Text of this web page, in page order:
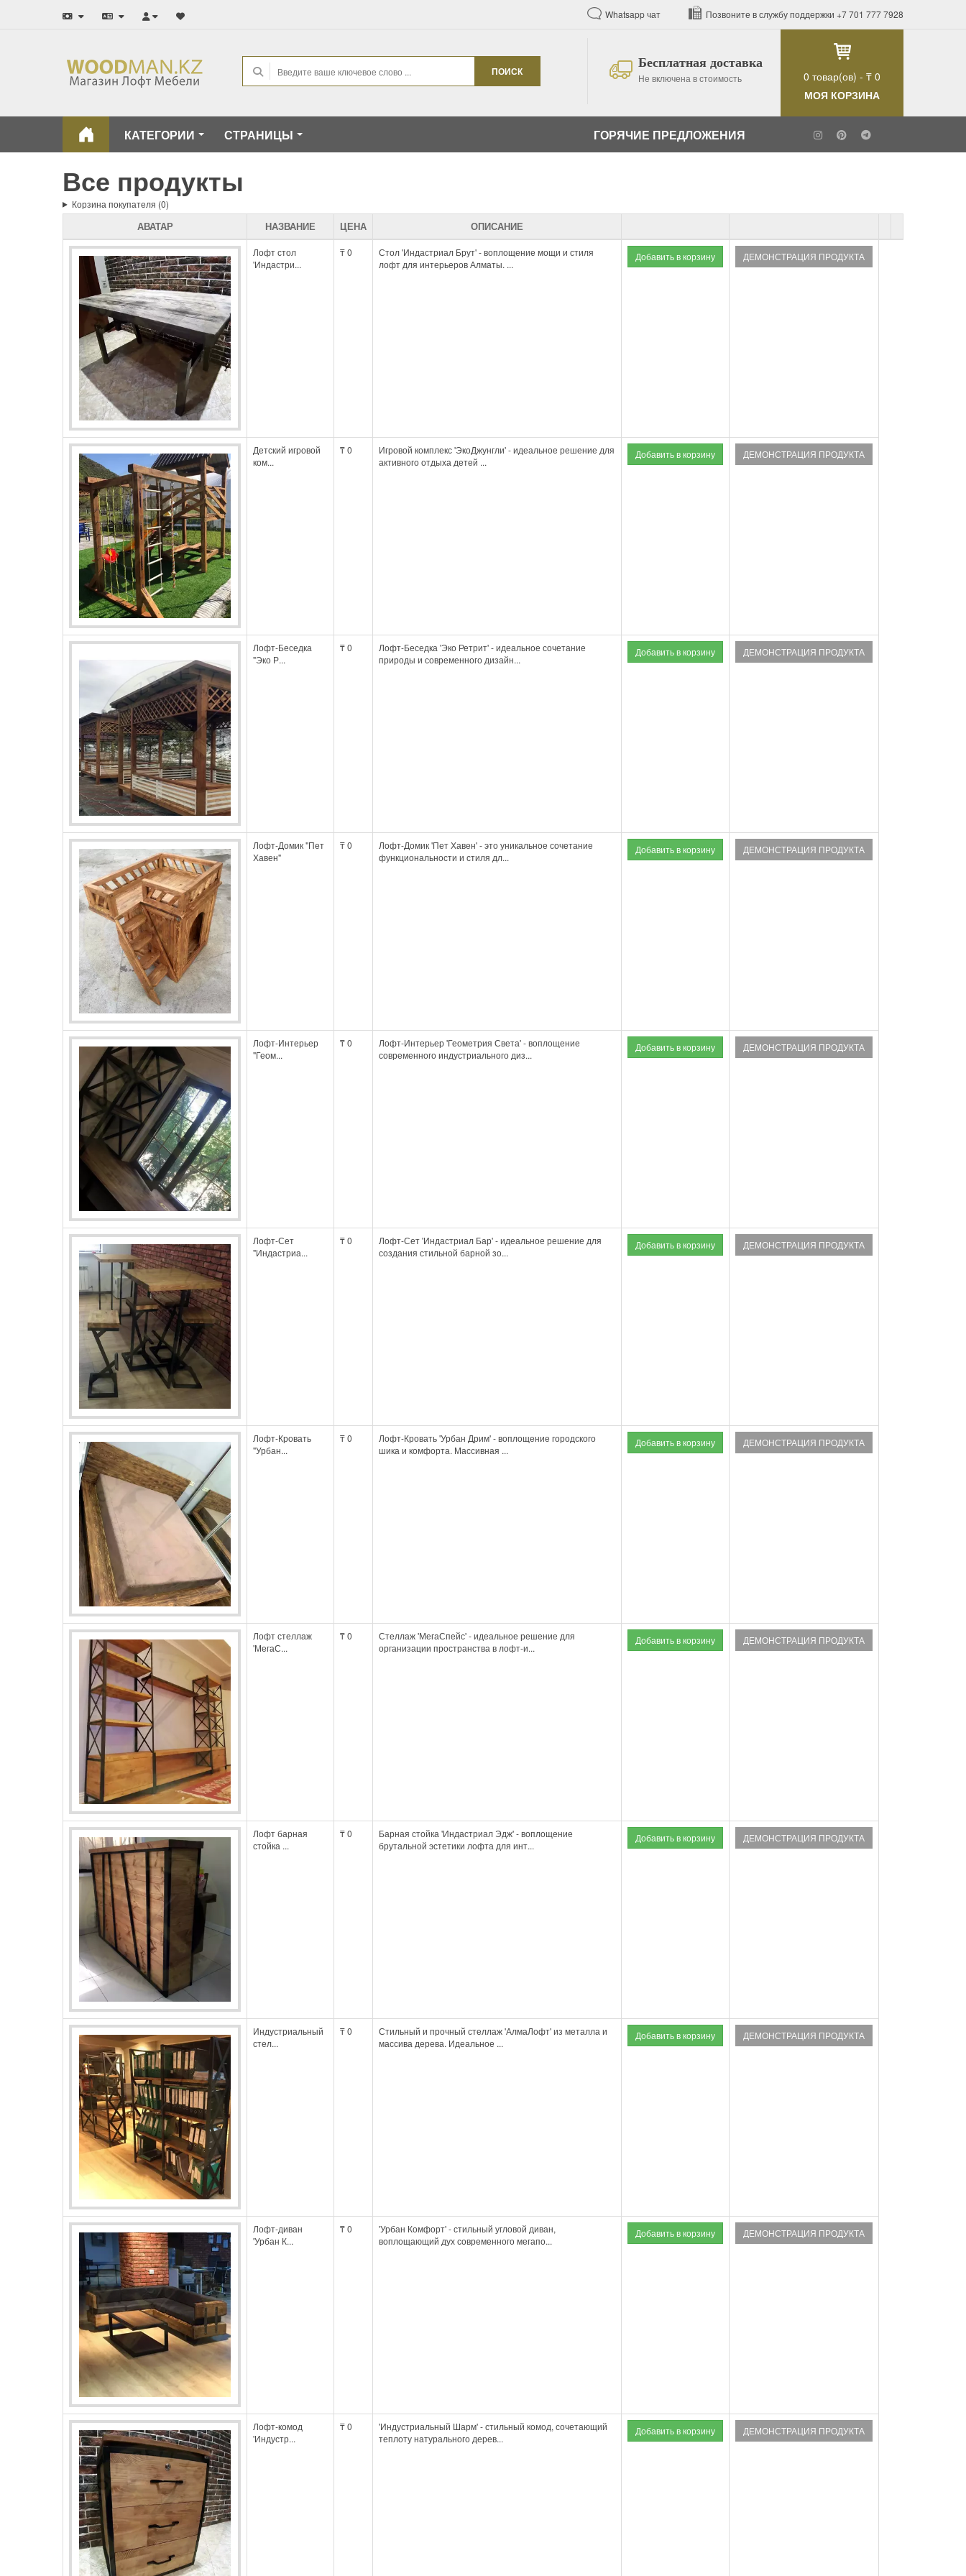
Whatsapp чат Позвоните в службу поддержки +7 701 777 7928
ПОИСК
Бесплатная доставка
Не включена в стоимость 0 товар(ов) -₸ 0
МОЯ КОРЗИНА
КАТЕГОРИИ СТРАНИЦЫ ГОРЯЧИЕ ПРЕДЛОЖЕНИЯ
Все продукты
Корзина покупателя (0)
АВАТАР НАЗВАНИЕ ЦЕНА ОПИСАНИЕ
Лофт стол
'Индастри...
₸ 0
Стол 'Индастриал Брут' - воплощение мощи и стиля
лофт для интерьеров Алматы. ...
ДЕМОНСТРАЦИЯ ПРОДУКТА
Детский игровой
ком...
₸ 0
Игровой комплекс 'ЭкоДжунгли' - идеальное решение для
активного отдыха детей ...
ДЕМОНСТРАЦИЯ ПРОДУКТА
Лофт-Беседка
"Эко Р...
₸ 0
Лофт-Беседка 'Эко Ретрит' - идеальное сочетание
природы и современного дизайн...
ДЕМОНСТРАЦИЯ ПРОДУКТА
Лофт-Домик "Пет
Хавен"
₸ 0
Лофт-Домик 'Пет Хавен' - это уникальное сочетание
функциональности и стиля дл...
ДЕМОНСТРАЦИЯ ПРОДУКТА
Лофт-Интерьер
"Геом...
₸ 0
Лофт-Интерьер 'Геометрия Света' - воплощение
современного индустриального диз...
ДЕМОНСТРАЦИЯ ПРОДУКТА
Лофт-Сет
"Индастриа...
₸ 0
Лофт-Сет 'Индастриал Бар' - идеальное решение для
создания стильной барной зо...
ДЕМОНСТРАЦИЯ ПРОДУКТА
Лофт-Кровать
"Урбан...
₸ 0
Лофт-Кровать 'Урбан Дрим' - воплощение городского
шика и комфорта. Массивная ...
ДЕМОНСТРАЦИЯ ПРОДУКТА
Лофт стеллаж
'МегаС...
₸ 0
Стеллаж 'МегаСпейс' - идеальное решение для
организации пространства в лофт-и...
ДЕМОНСТРАЦИЯ ПРОДУКТА
Лофт барная
стойка ...
₸ 0
Барная стойка 'Индастриал Эдж' - воплощение
брутальной эстетики лофта для инт...
ДЕМОНСТРАЦИЯ ПРОДУКТА
Индустриальный
стел...
₸ 0
Стильный и прочный стеллаж 'АлмаЛофт' из металла и
массива дерева. Идеальное ...
ДЕМОНСТРАЦИЯ ПРОДУКТА
Лофт-диван
'Урбан К...
₸ 0
'Урбан Комфорт' - стильный угловой диван,
воплощающий дух современного мегапо...
ДЕМОНСТРАЦИЯ ПРОДУКТА
Лофт-комод
'Индустр...
₸ 0
'Индустриальный Шарм' - стильный комод, сочетающий
теплоту натурального дерев...
ДЕМОНСТРАЦИЯ ПРОДУКТА